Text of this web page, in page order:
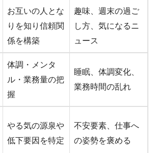
お互いの人とな
りを知り信頼関
係を構築
趣味、週末の過ご
し方、気になるニ
ュース
体調・メンタ
ル・業務量の把
握
睡眠、体調変化、
業務時間の乱れ
やる気の源泉や
低下要因を特定
不安要素、仕事へ
の姿勢を褒める